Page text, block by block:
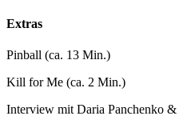
Extras
Pinball (ca. 13 Min.)
Kill for Me (ca. 2 Min.)
Interview mit Daria Panchenko